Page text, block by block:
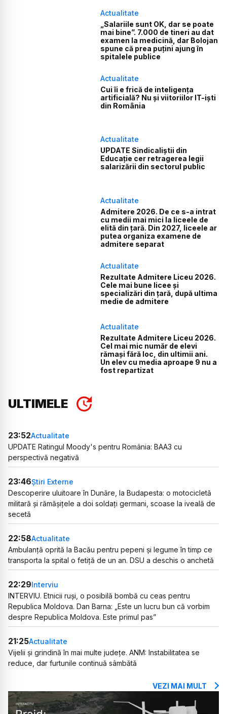
Actualitate
„Salariile sunt OK, dar se poate
mai bine”. 7.000 de tineri au dat
examen la medicină, dar Bolojan
spune că prea puțini ajung în
spitalele publice
Actualitate
Cui îi e frică de inteligența
artificială? Nu și viitoriilor IT-iști
din România
Actualitate
UPDATE Sindicaliștii din
Educație cer retragerea legii
salarizării din sectorul public
Actualitate
Admitere 2026. De ce s-a intrat
cu medii mai mici la liceele de
elită din țară. Din 2027, liceele ar
putea organiza examene de
admitere separat
Actualitate
Rezultate Admitere Liceu 2026.
Cele mai bune licee și
specializări din țară, după ultima
medie de admitere
Actualitate
Rezultate Admitere Liceu 2026.
Cel mai mic număr de elevi
rămași fără loc, din ultimii ani.
Un elev cu media aproape 9 nu a
fost repartizat
ULTIMELE
23:52Actualitate
UPDATE Ratingul Moody's pentru România: BAA3 cu
perspectivă negativă
23:46Știri Externe
Descoperire uluitoare în Dunăre, la Budapesta: o motocicletă
militară și rămășițele a doi soldați germani, scoase la iveală de
secetă
22:58Actualitate
Ambulanță oprită la Bacău pentru pepeni și legume în timp ce
transporta la spital o fetiță de un an. DSU a deschis o anchetă
22:29Interviu
INTERVIU. Etnicii ruși, o posibilă bombă cu ceas pentru
Republica Moldova. Dan Barna: „Este un lucru bun că vorbim
despre Republica Moldova. Este primul pas”
21:25Actualitate
Vijelii și grindină în mai multe județe. ANM: Instabilitatea se
reduce, dar furtunile continuă sâmbătă
VEZI MAI MULT